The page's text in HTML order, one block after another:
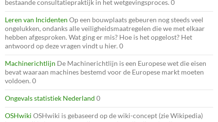
bestaande consultatiepraktijk in het wetgevingsproces. 0
Leren van Incidenten Op een bouwplaats gebeuren nog steeds veel
ongelukken, ondanks alle veiligheidsmaatregelen die we met elkaar
hebben afgesproken. Wat ging er mis? Hoe is het opgelost? Het
antwoord op deze vragen vindt u hier. 0
Machinerichtlijn De Machinerichtlijn is een Europese wet die eisen
bevat waaraan machines bestemd voor de Europese markt moeten
voldoen. 0
Ongevals statistiek Nederland 0
OSHwiki OSHwiki is gebaseerd op de wiki-concept (zie Wikipedia)